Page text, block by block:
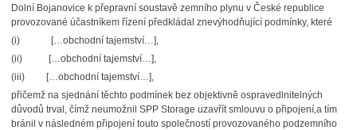
Dolní Bojanovice k přepravní soustavě zemního plynu v České republice
provozované účastníkem řízení předkládal znevýhodňující podmínky, které
(i) […obchodní tajemství…],
(ii) […obchodní tajemství…],
(iii) […obchodní tajemství…],
přičemž na sjednání těchto podmínek bez objektivně ospravedlnitelných
důvodů trval, čímž neumožnil SPP Storage uzavřít smlouvu o připojení,a tím
bránil v následném připojení touto společností provozovaného podzemního